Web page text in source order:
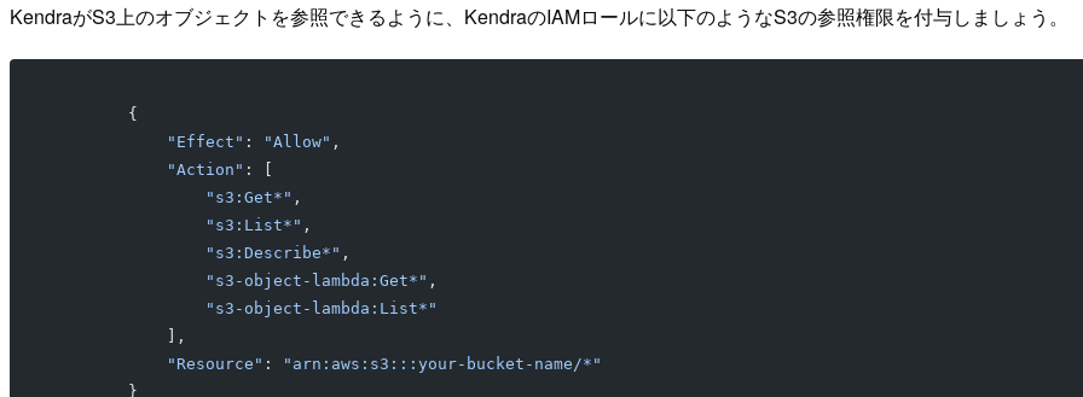
KendraがS3上のオブジェクトを参照できるように、KendraのIAMロールに以下のようなS3の参照権限を付与しましょう。
        {
            "Effect"
: "Allow" ,
            "Action"
: [
                "s3:Get*"
,
                "s3:List*"
,
                "s3:Describe*"
,
                "s3-object-lambda:Get*"
,
                "s3-object-lambda:List*"
            ],
            "Resource"
:
"arn:aws:s3:::your-bucket-name/*"
        }